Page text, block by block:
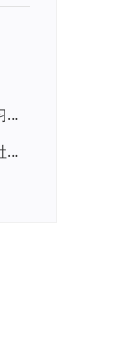
“预防校园欺凌 共筑安全防线”学习专题
学习贯彻习近平新时代中国特色社会主义思想主题教育